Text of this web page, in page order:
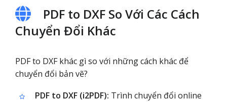
PDF to DXF So Với Các Cách
Chuyển Đổi Khác
PDF to DXF khác gì so với những cách khác để
chuyển đổi bản vẽ?
PDF to DXF (i2PDF): Trình chuyển đổi online